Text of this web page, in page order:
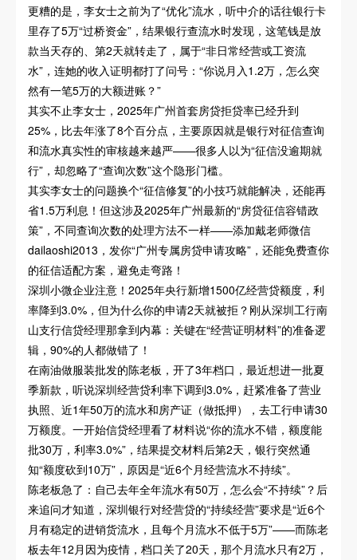
更糟的是，李女士之前为了“优化”流水，听中介的话往银行卡
里存了5万“过桥资金”，结果银行查流水时发现，这笔钱是放
款当天存的、第2天就转走了，属于“非日常经营或工资流
水”，连她的收入证明都打了问号：“你说月入1.2万，怎么突
然有一笔5万的大额进账？”
其实不止李女士，2025年广州首套房贷拒贷率已经升到
25%，比去年涨了8个百分点，主要原因就是银行对征信查询
和流水真实性的审核越来越严——很多人以为“征信没逾期就
行”，却忽略了“查询次数”这个隐形门槛。
其实李女士的问题换个“征信修复”的小技巧就能解决，还能再
省1.5万利息！但这涉及2025年广州最新的“房贷征信容错政
策”，不同查询次数的处理方法不一样——添加戴老师微信
dailaoshi2013，发你“广州专属房贷申请攻略”，还能免费查你
的征信适配方案，避免走弯路！
深圳小微企业注意！2025年央行新增1500亿经营贷额度，利
率降到3.0%，但为什么你的申请2天就被拒？刚从深圳工行南
山支行信贷经理那拿到内幕：关键在“经营证明材料”的准备逻
辑，90%的人都做错了！
在南油做服装批发的陈老板，开了3年档口，最近想进一批夏
季新款，听说深圳经营贷利率下调到3.0%，赶紧准备了营业
执照、近1年50万的流水和房产证（做抵押），去工行申请30
万额度。一开始信贷经理看了材料说“你的流水不错，额度能
批30万，利率3.0%”，结果提交材料后第2天，银行突然通
知“额度砍到10万”，原因是“近6个月经营流水不持续”。
陈老板急了：自己去年全年流水有50万，怎么会“不持续”？后
来追问才知道，深圳银行对经营贷的“持续经营”要求是“近6个
月有稳定的进销货流水，且每个月流水不低于5万”——而陈老
板去年12月因为疫情，档口关了20天，那个月流水只有2万，